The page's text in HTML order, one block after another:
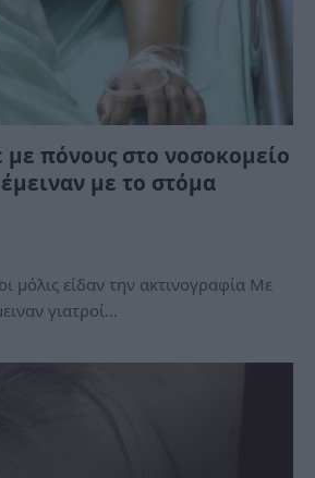
με πόνους στο νοσοκομείο
έμειναν με το στόμα
μόλις είδαν την ακτινογραφία Με
γιατροί…